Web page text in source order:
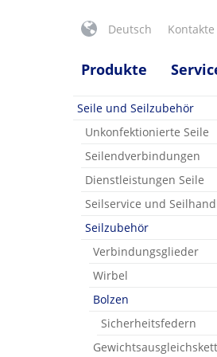
Deutsch Kontakte
Produkte
Seile und Seilzubehör
Unkonfektionierte Seile
Seilendverbindungen
Dienstleistungen Seile
Seilservice und
Seilzubehör
Verbindungsglieder
Wirbel
Bolzen
Sicherheitsfedern